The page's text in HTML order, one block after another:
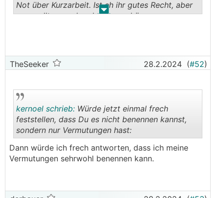
. .
Not über Kurzarbeit. Ist eh ihr gutes Recht, aber
man sollte es schon benennen können
TheSeeker 28.2.2024 (#52)
..
kernoel schrieb: Würde jetzt einmal frech
feststellen, dass Du es nicht benennen kannst,
sondern nur Vermutungen hast:
Dann würde ich frech antworten, dass ich meine
Vermutungen sehrwohl benennen kann.